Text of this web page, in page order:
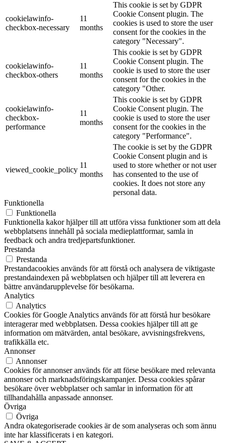
cookielawinfo-
checkbox-necessary
11
months
This cookie is set by GDPR
Cookie Consent plugin. The
cookies is used to store the user
consent for the cookies in the
category "Necessary".
cookielawinfo-
checkbox-others
11
months
This cookie is set by GDPR
Cookie Consent plugin. The
cookie is used to store the user
consent for the cookies in the
category "Other.
cookielawinfo-
checkbox-
performance
11
months
This cookie is set by GDPR
Cookie Consent plugin. The
cookie is used to store the user
consent for the cookies in the
category "Performance".
viewed_cookie_policy
11
months
The cookie is set by the GDPR
Cookie Consent plugin and is
used to store whether or not user
has consented to the use of
cookies. It does not store any
personal data.
Funktionella
Funktionella
Funktionella kakor hjälper till att utföra vissa funktioner som att dela
webbplatsens innehåll på sociala medieplattformar, samla in
feedback och andra tredjepartsfunktioner.
Prestanda
Prestanda
Prestandacookies används för att förstå och analysera de viktigaste
prestandaindexen på webbplatsen och hjälper till att leverera en
bättre användarupplevelse för besökarna.
Analytics
Analytics
Cookies för Google Analytics används för att förstå hur besökare
interagerar med webbplatsen. Dessa cookies hjälper till att ge
information om mätvärden, antal besökare, avvisningsfrekvens,
trafikkälla etc.
Annonser
Annonser
Cookies för annonser används för att förse besökare med relevanta
annonser och marknadsföringskampanjer. Dessa cookies spårar
besökare över webbplatser och samlar in information för att
tillhandahålla anpassade annonser.
Övriga
Övriga
Andra okategoriserade cookies är de som analyseras och som ännu
inte har klassificerats i en kategori.